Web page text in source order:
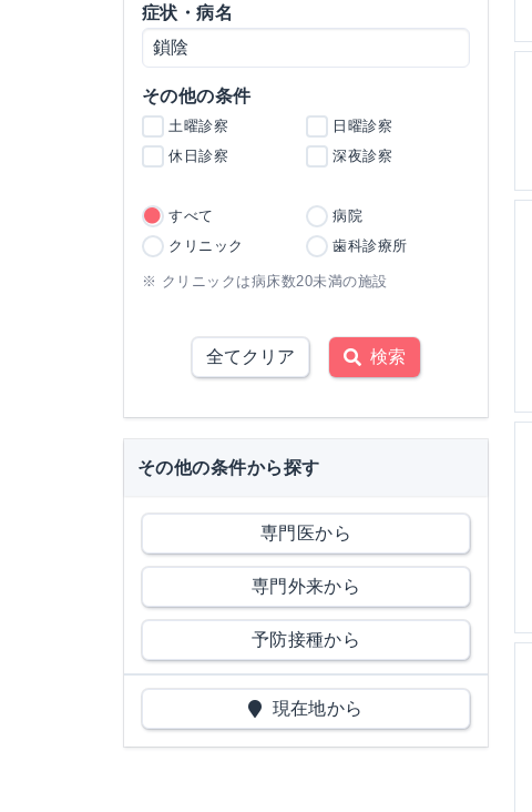
症状・病名
その他の条件
土曜診察
日曜診察
休日診察
深夜診察
すべて
病院
クリニック
歯科診療所
※ クリニックは病床数20未満の施設
全てクリア 検索
その他の条件から探す
専門医から
専門外来から
予防接種から
現在地から